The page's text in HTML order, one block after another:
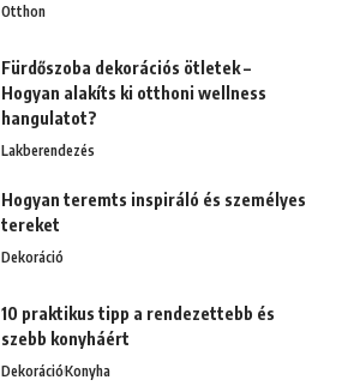
Otthon
Fürdőszoba dekorációs ötletek –
Hogyan alakíts ki otthoni wellness
hangulatot?
Lakberendezés
Hogyan teremts inspiráló és személyes
tereket
Dekoráció
10 praktikus tipp a rendezettebb és
szebb konyháért
DekorációKonyha